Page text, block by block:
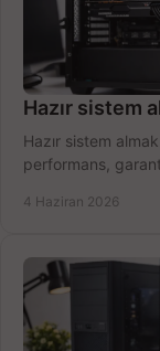
Hazır sistem
Hazır sistem
performans,
4 Haziran 2026